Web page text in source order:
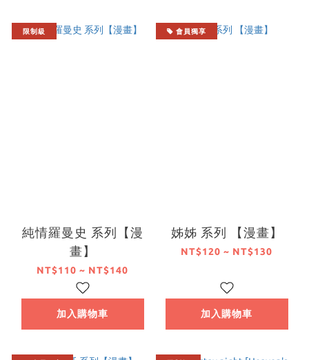
限制級
純情羅曼史 系列【漫
畫】
NT$110 ~ NT$140
加入購物車
會員獨享
姊姊 系列 【漫畫】
NT$120 ~ NT$130
加入購物車